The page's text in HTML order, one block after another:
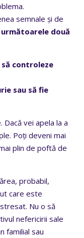
semnale și de
două
să controleze
sau să fie
vei apela la a
Poți deveni mai
plin de poftă de
probabil,
care este
Nu o să
nefericirii sale
familial sau